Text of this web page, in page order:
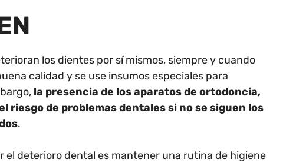
los dientes por sí mismos, siempre y cuando
calidad y se use insumos especiales para
la presencia de los aparatos de ortodoncia,
riesgo de problemas dentales si no se siguen los
.
el deterioro dental es mantener una rutina de higiene